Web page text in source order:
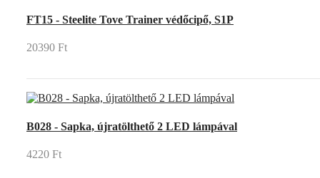
FT15 - Steelite Tove Trainer védőcipő, S1P
20390 Ft
B028 - Sapka, újratölthető 2 LED lámpával
4220 Ft